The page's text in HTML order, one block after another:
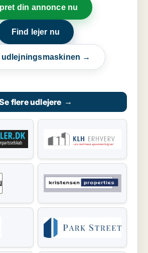
din annonce nu
Find lejer nu
udlejningsmaskinen →
flere udlejere →